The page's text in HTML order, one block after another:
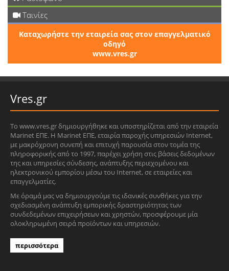
Ταινίες
Καταχωρήστε την εταιρεία σας στον επαγγελματικό
οδηγό
www.vres.gr
Vres.gr
Το www.vres.gr δημιουργήθηκε και υποστηρίζεται από την εταιρεία
Marinet ΕΠΕ. Η Marinet ΕΠΕ, εταιρία παροχής υπηρεσιών Internet,
με μακρόχρονη συνεπή και επιτυχή παρουσία στον τομέα της
πληροφορικής από το 1997, παρέχει χρήση στις βάσεις δεδομένων
της και υπηρεσίες σύνδεσης, ανάπτυξης περιεχομένου και
ηλεκτρονικού εμπορίου μέσω του Internet, σε εταιρείες και
επαγγελματίες.
Με όραμά μας να δημιουργούμε τις ιδανικές συνθήκες για την
σχεδιασμένη ανάπτυξη εμπορικής δραστηριότητας των
συνδεδεμένων επιχειρήσεων και χρηστών, προσφέρουμε μία
ολοκληρωμένη σειρά προϊόντων και υπηρεσιών.
περισσότερα